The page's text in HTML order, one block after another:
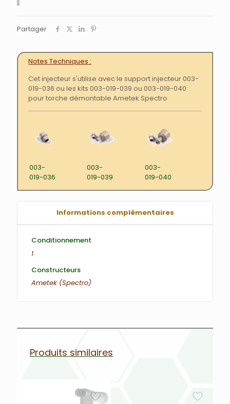
Partager
Notes Techniques
Cet injecteur s'utilise avec le support injecteur 003-
019-036 ou les kits 003-019-039 ou 003-019-040
pour torche démontable Ametek Spectro
003-
019-036
003-
019-039
003-
019-040
Informations complémentaires
Conditionnement
1
Constructeurs
Ametek (Spectro)
Produits similaires